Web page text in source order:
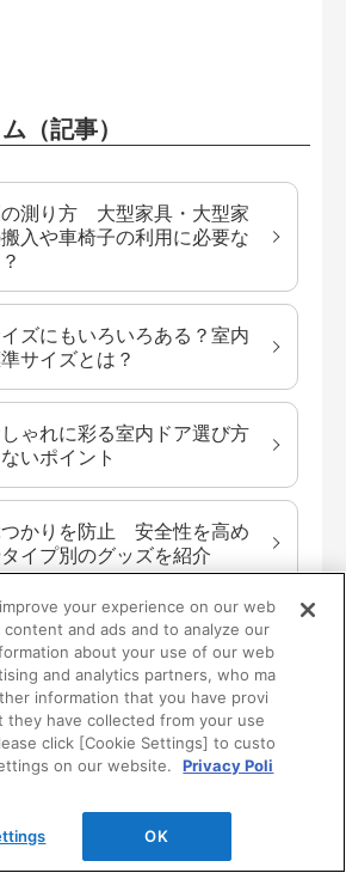
（記事）
の測り方 大型家具・大型家
入や車椅子の利用に必要な
イズにもいろいろある？室内
サイズとは？
ゃれに彩る室内ドア選び方
いポイント
つかりを防止 安全性を高め
イプ別のグッズを紹介
りが悪いとき、原因と修理
？
アコラム（記事）」を
your experience on our web
and ads and to analyze our
about your use of our web
and analytics partners, who ma
information that you have provi
they have collected from your use
click [Cookie Settings] to custo
on our website.
Privacy Poli
OK